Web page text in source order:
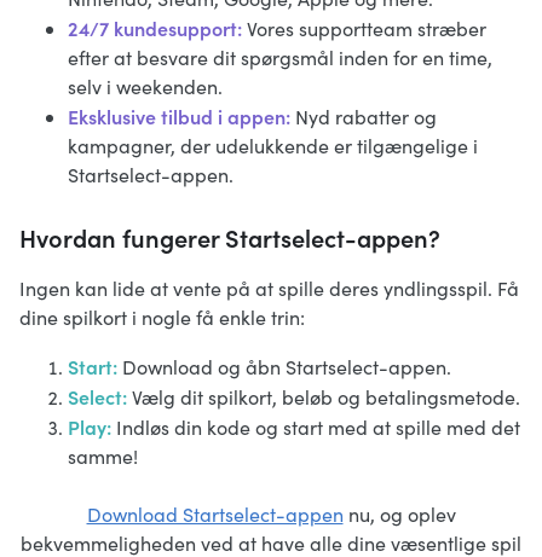
24/7 kundesupport:Vores supportteam stræber
efter at besvare dit spørgsmål inden for en time,
selv i weekenden.
Eksklusive tilbud i appen: Nyd rabatter og
kampagner, der udelukkende er tilgængelige i
Startselect-appen.
Hvordan fungerer Startselect-appen?
Ingen kan lide at vente på at spille deres yndlingsspil. Få
dine spilkort i nogle få enkle trin:
Start: Download og åbn Startselect-appen.
Select:Vælg dit spilkort, beløb og betalingsmetode.
Play: Indløs din kode og start med at spille med det
samme!
Download Startselect-appen nu, og oplev
bekvemmeligheden ved at have alle dine væsentlige spil